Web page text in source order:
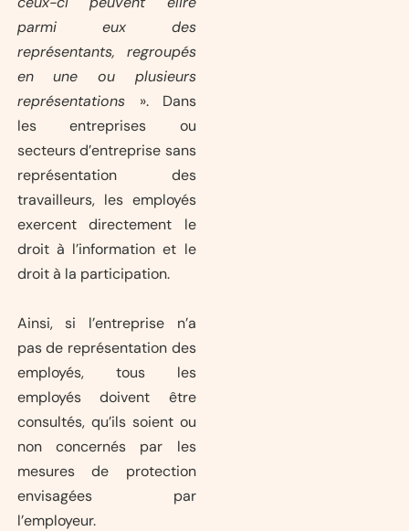
parmi eux des
représentants, regroupés
en une ou plusieurs
représentations ». Dans
les entreprises ou
secteurs d’entreprise sans
représentation des
travailleurs, les employés
exercent directement le
droit à l’information et le
droit à la participation.
Ainsi, si l’entreprise n’a
pas de représentation des
employés, tous les
employés doivent être
consultés, qu’ils soient ou
non concernés par les
mesures de protection
envisagées par
l’employeur.